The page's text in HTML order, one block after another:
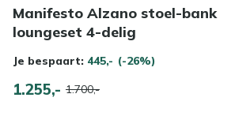
Manifesto Alzano stoel-bank
loungeset 4-delig
Je bespaart: 445,- (-26%)
1.255,- 1.700,-